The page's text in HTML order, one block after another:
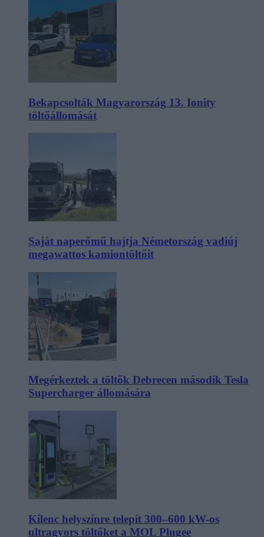
Bekapcsolták Magyarország 13. Ionity
töltőállomását
Saját naperőmű hajtja Németország vadiúj
megawattos kamiontöltőit
Megérkeztek a töltők Debrecen második Tesla
Supercharger állomására
Kilenc helyszínre telepít 300–600 kW-os
ultragyors töltőket a MOL Plugee